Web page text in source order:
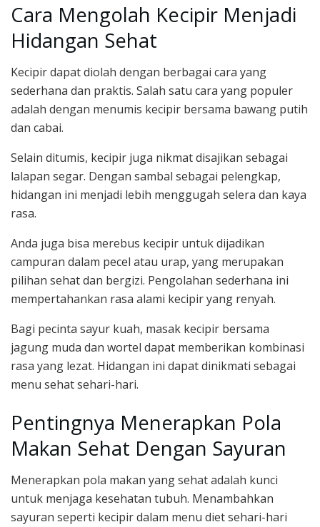
Cara Mengolah Kecipir Menjadi
Hidangan Sehat
Kecipir dapat diolah dengan berbagai cara yang
sederhana dan praktis. Salah satu cara yang populer
adalah dengan menumis kecipir bersama bawang putih
dan cabai.
Selain ditumis, kecipir juga nikmat disajikan sebagai
lalapan segar. Dengan sambal sebagai pelengkap,
hidangan ini menjadi lebih menggugah selera dan kaya
rasa.
Anda juga bisa merebus kecipir untuk dijadikan
campuran dalam pecel atau urap, yang merupakan
pilihan sehat dan bergizi. Pengolahan sederhana ini
mempertahankan rasa alami kecipir yang renyah.
Bagi pecinta sayur kuah, masak kecipir bersama
jagung muda dan wortel dapat memberikan kombinasi
rasa yang lezat. Hidangan ini dapat dinikmati sebagai
menu sehat sehari-hari.
Pentingnya Menerapkan Pola
Makan Sehat Dengan Sayuran
Menerapkan pola makan yang sehat adalah kunci
untuk menjaga kesehatan tubuh. Menambahkan
sayuran seperti kecipir dalam menu diet sehari-hari